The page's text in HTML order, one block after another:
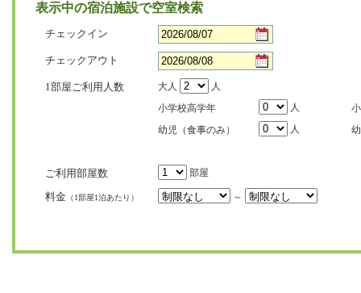
表示中の宿泊施設で空室検索
チェックイン
チェックアウト
1部屋ご利用人数 大人
人
小学校高学年
人
幼児（食事のみ）
人
ご利用部屋数 部屋
料金 （1部屋1泊あたり） ～